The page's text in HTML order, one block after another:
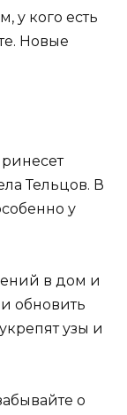
у кого есть
Новые
Тельцов. В
у
в дом и
обновить
узы и
о